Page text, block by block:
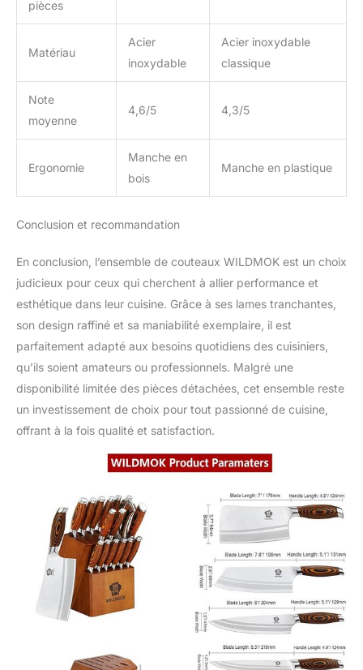
pièces
Matériau
Acier
inoxydable
Acier inoxydable
classique
Note
moyenne
4,6/5 4,3/5
Ergonomie
Manche en
bois
Manche en plastique
Conclusion et recommandation
En conclusion, l’ensemble de couteaux WILDMOK est un choix
judicieux pour ceux qui cherchent à allier performance et
esthétique dans leur cuisine. Grâce à ses lames tranchantes,
son design raffiné et sa maniabilité exemplaire, il est
parfaitement adapté aux besoins quotidiens des cuisiniers,
qu’ils soient amateurs ou professionnels. Malgré une
disponibilité limitée des pièces détachées, cet ensemble reste
un investissement de choix pour tout passionné de cuisine,
offrant à la fois qualité et satisfaction.